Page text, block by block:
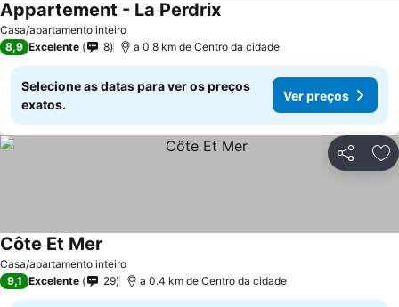
Casa/apartamento inteiro
Appartement - La PerdrixVer preços
8,9 Excelente 8 a 0.8 km de Centro da cidade
Selecione as datas para ver os preços
exatos.
Ver preços
Partilhar
Casa/apartamento inteiro
Côte Et Mer
9,1 Excelente 29 a 0.4 km de Centro da cidade